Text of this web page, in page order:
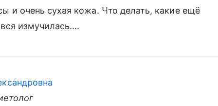
и очень сухая кожа. Что делать, какие ещё
измучилась....